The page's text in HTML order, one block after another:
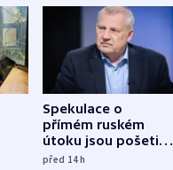
Spekulace o
přímém ruském
útoku jsou pošetilé,
míní estonský
před 14h